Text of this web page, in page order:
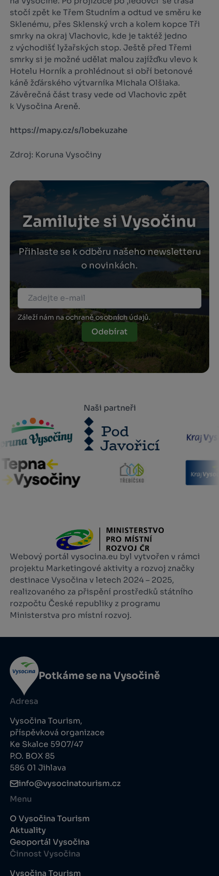
stočí zpět ke Třem Studním a odtud ve směru ke
Sklenému, přes Sklenský vrch a kolem kopce Tři
smrky na okraj Vlachovic, kde je taktéž jedno
z východišť lyžařských stop. Ještě před Třemi
smrky si je možné udělat malou zajížďku vlevo k
Hotelu Horník a prohlédnout si obří betonové
káně žďárského výtvarníka Michala Olšiaka.
Závěrečná část trasy vede od Vlachovic zpět
k Vysočina Areně.
https://mapy.cz/s/lobekuzahe
Zdroj: Koruna Vysočiny
Zamilujte si Vysočinu
Přihlaste se k odběru našeho newsletteru
o novinkách.
Záleží nám na ochraně osobních údajů.
Odebírat
Naši partneři
Webový portál vysocina.eu byl vytvořen v rámci
projektu Marketingové aktivity a rozvoj značky
destinace Vysočina v letech 2024 – 2025,
realizovaného za přispění prostředků státního
rozpočtu České republiky z programu
Ministerstva pro místní rozvoj.
Potkáme se na Vysočině
Adresa
Vysočina Tourism,
příspěvková organizace
Ke Skalce 5907/47
P.O. BOX 85
586 01 Jihlava
info@vysocinatourism.cz
Menu
O Vysočina Tourism
Aktuality
Geoportál Vysočina
Činnost Vysočina
Vysočina Tourism